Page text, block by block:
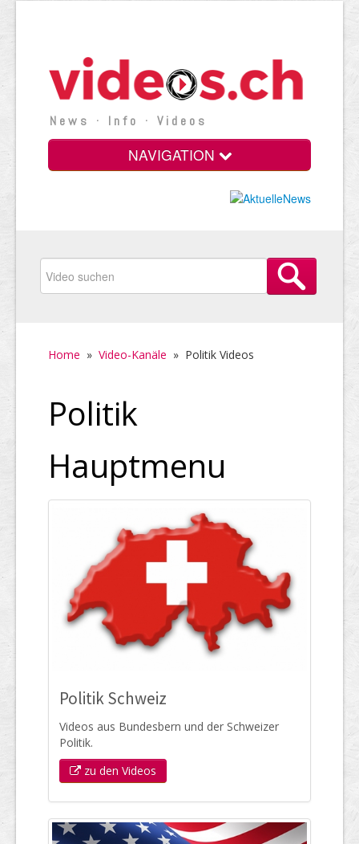
News · Info · Videos
NAVIGATION
Home » Video-Kanäle » Politik Videos
Politik
Hauptmenu
Politik Schweiz
Videos aus Bundesbern und der Schweizer
Politik.
zu den Videos